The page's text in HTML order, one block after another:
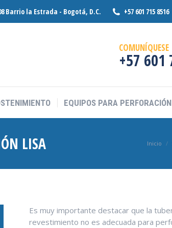
Barrio la Estrada - Bogotá, D.C. +57 601 715 8516
COMUNÍQUESE
+57
EQUIPOS PARA PERFORACIÓN
LISA Estás
Inicio
Es muy importante destacar que la
revestimiento no es adecuada para
EQUIPOS PARA PERFORACIÓN